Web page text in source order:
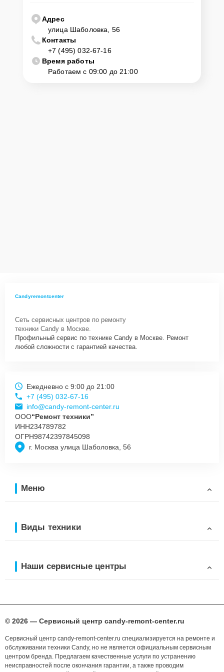
телефону горячей линии: +7 (495) 032-67-16. Наши специалисты
оперативно проконсультируют по всем необходимым вопросам,
запишут на диагностику, подскажут с вариантами курьерской
доставки или оформят выезд мастера в удобное время и место.
Адрес
улица Шаболовка, 56
Контакты
+7 (495) 032-67-16
Время работы
Работаем с 09:00 до 21:00
Candyremontcenter
Сеть сервисных центров по ремонту
техники Candy в Москве.
Профильный сервис по технике Candy в Москве. Ремонт
любой сложности с гарантией качества.
г. Москва улица Шаболовка, 56
Ежедневно с 9:00 до 21:00
+7 (495) 032-67-16
info@candy-remont-center.ru
ООО“Ремонт техники”
ИНН234789782
ОГРН98742397845098
Меню
Виды техники
Наши сервисные центры
© 2026 — Сервисный центр candy-remont-center.ru
Сервисный центр candy-remont-center.ru специализируется на ремонте и
обслуживании техники Candy, но не является официальным сервисным
центром бренда. Предлагаем качественные услуги по устранению
неисправностей после окончания гарантии, а также проводим